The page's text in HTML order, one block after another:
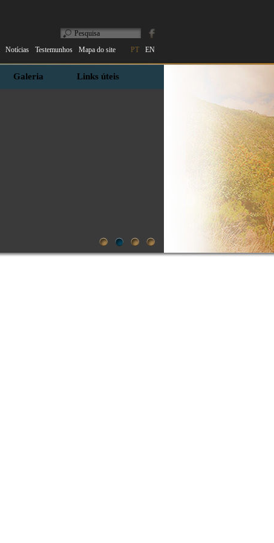
Notícias Testemunhos Mapa do site PT EN
Galeria Links úteis
1 2 3 4